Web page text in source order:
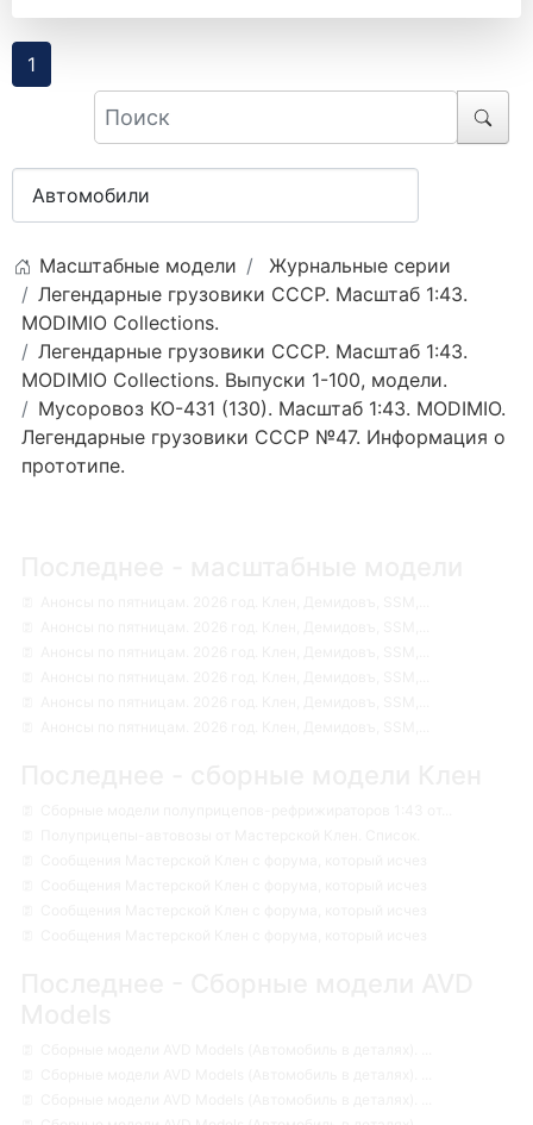
1
Масштабные модели
Журнальные серии
Легендарные грузовики СССР. Масштаб 1:43.
MODIMIO Collections.
Легендарные грузовики СССР. Масштаб 1:43.
MODIMIO Collections. Выпуски 1-100, модели.
Мусоровоз КО-431 (130). Масштаб 1:43. MODIMIO.
Легендарные грузовики СССР №47. Информация о
прототипе.